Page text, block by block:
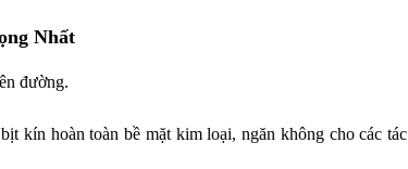
Nhất
đường.
kín hoàn toàn bề mặt kim loại, ngăn không cho các tác